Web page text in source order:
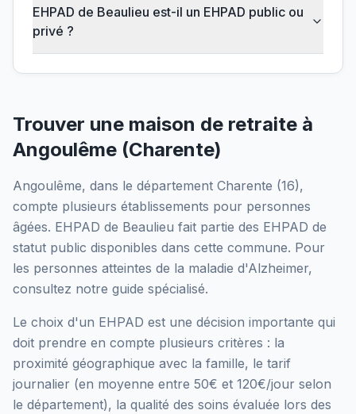
EHPAD de Beaulieu est-il un EHPAD public ou
privé ?
Trouver une maison de retraite à
Angoulême (Charente)
Angoulême, dans le département Charente (16),
compte plusieurs établissements pour personnes
âgées. EHPAD de Beaulieu fait partie des EHPAD de
statut public disponibles dans cette commune. Pour
les personnes atteintes de la maladie d'Alzheimer,
consultez notre guide spécialisé.
Le choix d'un EHPAD est une décision importante qui
doit prendre en compte plusieurs critères : la
proximité géographique avec la famille, le tarif
journalier (en moyenne entre 50€ et 120€/jour selon
le département), la qualité des soins évaluée lors des